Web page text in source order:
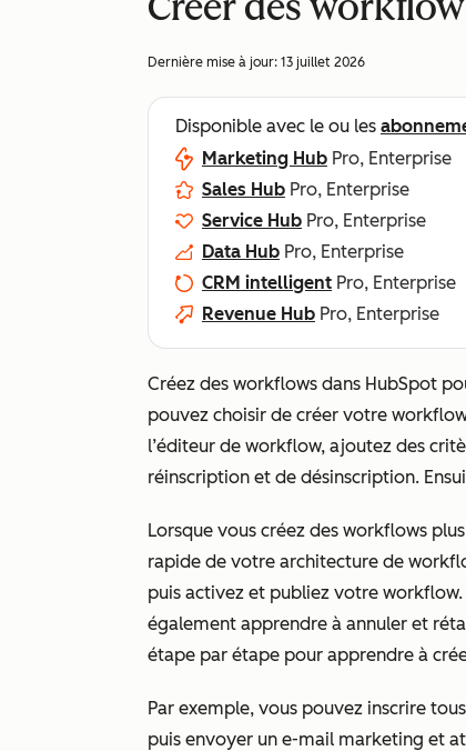
Dernière mise à jour: 13 juillet 2026
Disponible avec le ou les
Marketing Hub Pro, Enterprise
Sales Hub Pro, Enterprise
Service Hub Pro, Enterprise
Data Hub Pro, Enterprise
CRM intelligent Pro, Enterprise
Revenue Hub Pro, Enterprise
Créez des workflows dans HubSpot
pouvez choisir de créer votre
l’éditeur de workflow, ajoutez des
réinscription et de désinscription.
Lorsque vous créez des workflows
rapide de votre architecture de
puis activez et publiez votre
également apprendre à annuler et
étape par étape pour apprendre à
Par exemple, vous pouvez inscrire
puis envoyer un e-mail marketing et